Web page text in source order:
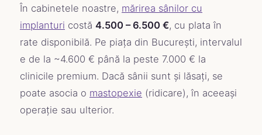
În cabinetele noastre, mărirea sânilor cu
implanturi costă 4.500 – 6.500 €, cu plata în
rate disponibilă. Pe piața din București, intervalul
e de la ~4.600 € până la peste 7.000 € la
clinicile premium. Dacă sânii sunt și lăsați, se
poate asocia o mastopexie (ridicare), în aceeași
operație sau ulterior.